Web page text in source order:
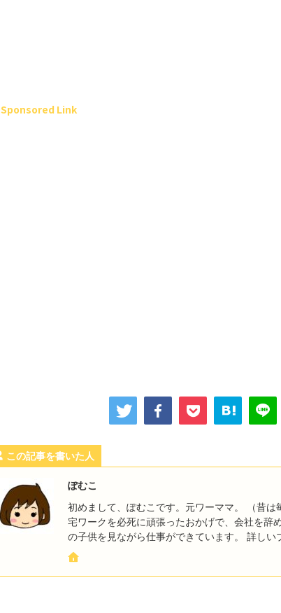
Sponsored Link
この記事を書いた人
ぽむこ
初めまして、ぽむこです。元ワーママ。 （昔
宅ワークを必死に頑張ったおかげで、会社を辞
の子供を見ながら仕事ができています。 詳し